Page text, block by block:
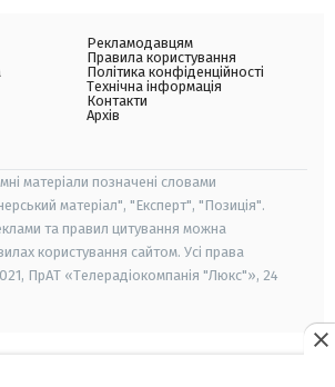
Рекламодавцям
Правила користування
Політика конфіденційності
Технічна інформація
Контакти
Архів
матеріали позначені словами
матеріал", "Експерт", "Позиція".
та правил цитування можна
користування сайтом. Усі права
ПрАТ «Телерадіокомпанія "Люкс"», 24